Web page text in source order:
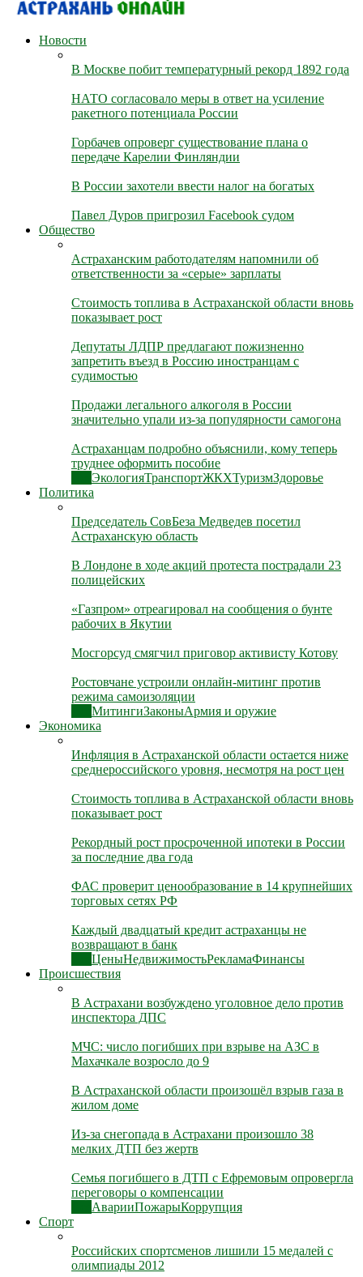
Новости
В Москве побит температурный рекорд 1892 года
НАТО согласовало меры в ответ на усиление
ракетного потенциала России
Горбачев опроверг существование плана о
передаче Карелии Финляндии
В России захотели ввести налог на богатых
Павел Дуров пригрозил Facebook судом
Общество
Астраханским работодателям напомнили об
ответственности за «серые» зарплаты
Стоимость топлива в Астраханской области вновь
показывает рост
Депутаты ЛДПР предлагают пожизненно
запретить въезд в Россию иностранцам с
судимостью
Продажи легального алкоголя в России
значительно упали из-за популярности самогона
Астраханцам подробно объяснили, кому теперь
труднее оформить пособие
ЭкологияТранспортЖКХТуризмЗдоровье
Политика
Председатель СовБеза Медведев посетил
Астраханскую область
В Лондоне в ходе акций протеста пострадали 23
полицейских
«Газпром» отреагировал на сообщения о бунте
рабочих в Якутии
Мосгорсуд смягчил приговор активисту Котову
Ростовчане устроили онлайн-митинг против
режима самоизоляции
МитингиЗаконыАрмия и оружие
Экономика
Инфляция в Астраханской области остается ниже
среднероссийского уровня, несмотря на рост цен
Стоимость топлива в Астраханской области вновь
показывает рост
Рекордный рост просроченной ипотеки в России
за последние два года
ФАС проверит ценообразование в 14 крупнейших
торговых сетях РФ
Каждый двадцатый кредит астраханцы не
возвращают в банк
ЦеныНедвижимостьРекламаФинансы
Происшествия
В Астрахани возбуждено уголовное дело против
инспектора ДПС
МЧС: число погибших при взрыве на АЗС в
Махачкале возросло до 9
В Астраханской области произошёл взрыв газа в
жилом доме
Из-за снегопада в Астрахани произошло 38
мелких ДТП без жертв
Семья погибшего в ДТП с Ефремовым опровергла
переговоры о компенсации
АварииПожарыКоррупция
Спорт
Российских спортсменов лишили 15 медалей с
олимпиады 2012